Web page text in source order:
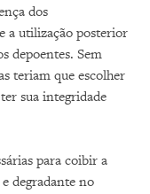
dos
a utilização posterior
depoentes. Sem
teriam que escolher
sua integridade
para coibir a
degradante no